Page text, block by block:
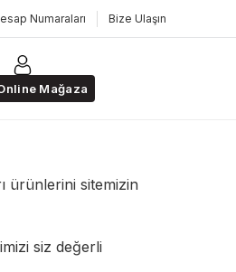
Numaraları Bize Ulaşın
Mağaza
ürünlerini sitemizin
siz değerli